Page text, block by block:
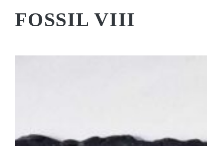
FOSSIL VIII